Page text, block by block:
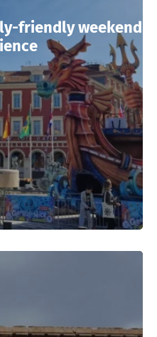
friendly weekend